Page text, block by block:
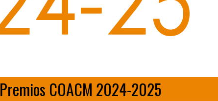
Premios COACM 2024-2025